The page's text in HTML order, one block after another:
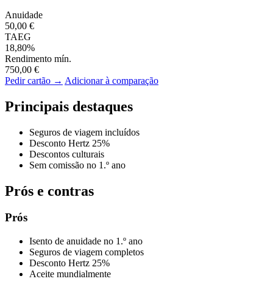
Anuidade
50,00 €
TAEG
18,80%
Rendimento mín.
750,00 €
Pedir cartão → Adicionar à comparação
Principais destaques
Seguros de viagem incluídos
Desconto Hertz 25%
Descontos culturais
Sem comissão no 1.º ano
Prós e contras
Prós
Isento de anuidade no 1.º ano
Seguros de viagem completos
Desconto Hertz 25%
Aceite mundialmente